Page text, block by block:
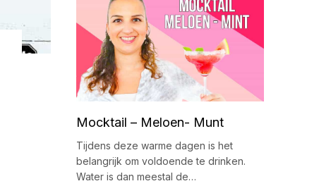
Mocktail – Meloen- Munt
Tijdens deze warme dagen is het
belangrijk om voldoende te drinken.
Water is dan meestal de…